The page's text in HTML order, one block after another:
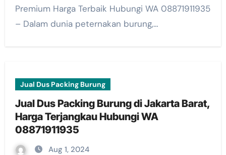
Premium Harga Terbaik Hubungi WA 08871911935
– Dalam dunia peternakan burung,…
Jual Dus Packing Burung
Jual Dus Packing Burung di Jakarta Barat,
Harga Terjangkau Hubungi WA
08871911935
Aug 1, 2024